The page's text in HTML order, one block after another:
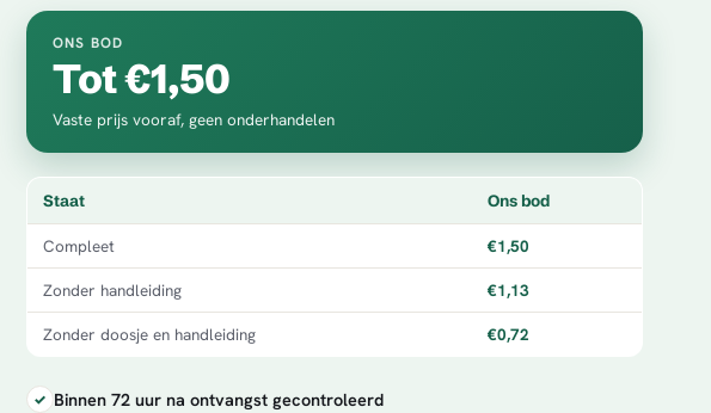
ONS BOD
Tot €1,50
Vaste prijs vooraf, geen onderhandelen
Staat Ons bod
Compleet €1,50
Zonder handleiding €1,13
Zonder doosje en handleiding €0,72
Binnen 72 uur na ontvangst gecontroleerd